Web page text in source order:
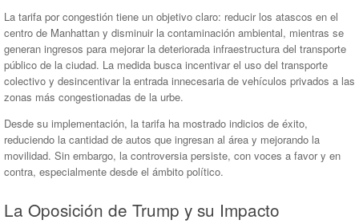
La tarifa por congestión tiene un objetivo claro: reducir los atascos en el
centro de Manhattan y disminuir la contaminación ambiental, mientras se
generan ingresos para mejorar la deteriorada infraestructura del transporte
público de la ciudad. La medida busca incentivar el uso del transporte
colectivo y desincentivar la entrada innecesaria de vehículos privados a las
zonas más congestionadas de la urbe.
Desde su implementación, la tarifa ha mostrado indicios de éxito,
reduciendo la cantidad de autos que ingresan al área y mejorando la
movilidad. Sin embargo, la controversia persiste, con voces a favor y en
contra, especialmente desde el ámbito político.
La Oposición de Trump y su Impacto